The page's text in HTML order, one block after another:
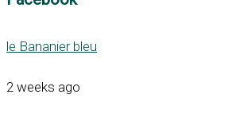
le Bananier bleu
2 weeks ago